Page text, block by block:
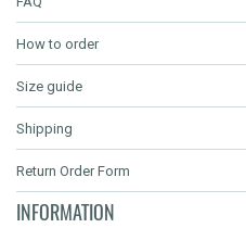
How to order
Size guide
Shipping
Return Order Form
INFORMATION